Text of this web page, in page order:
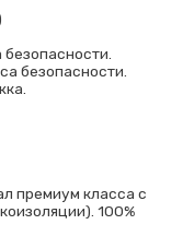
безопасности.
премиум класса с
100%